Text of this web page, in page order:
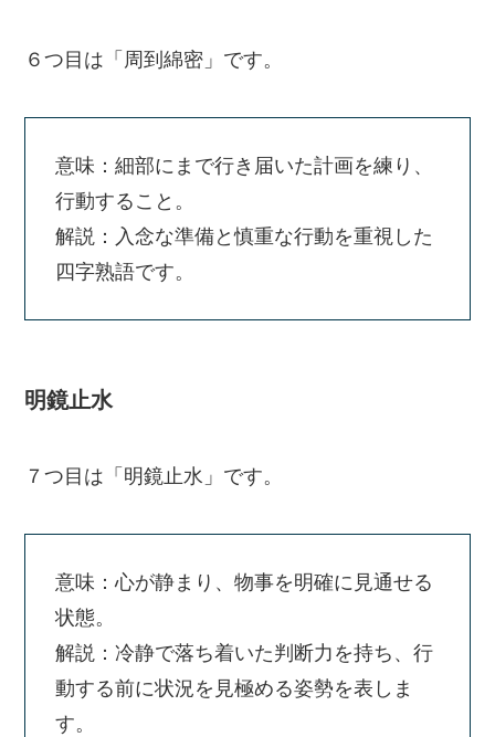
６つ目は「周到綿密」です。
意味：細部にまで行き届いた計画を練り、
行動すること。
解説：入念な準備と慎重な行動を重視した
四字熟語です。
明鏡止水
７つ目は「明鏡止水」です。
意味：心が静まり、物事を明確に見通せる
状態。
解説：冷静で落ち着いた判断力を持ち、行
動する前に状況を見極める姿勢を表しま
す。